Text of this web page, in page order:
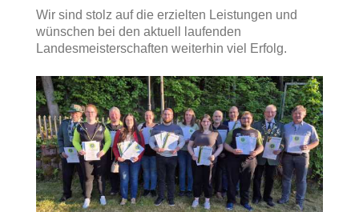
Wir sind stolz auf die erzielten Leistungen und
wünschen bei den aktuell laufenden
Landesmeisterschaften weiterhin viel Erfolg.